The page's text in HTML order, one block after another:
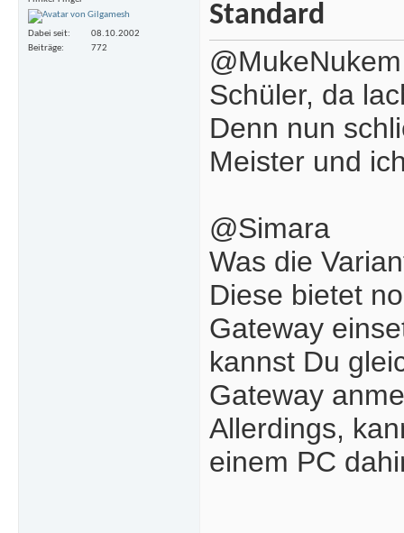
Dabei seit
08.10.2002
Beiträge
772
@MukeNukem
Schüler, da
Denn nun
Meister und
@Simara
Was die
Diese bietet
Gateway
kannst Du
Gateway
Allerdings,
einem PC